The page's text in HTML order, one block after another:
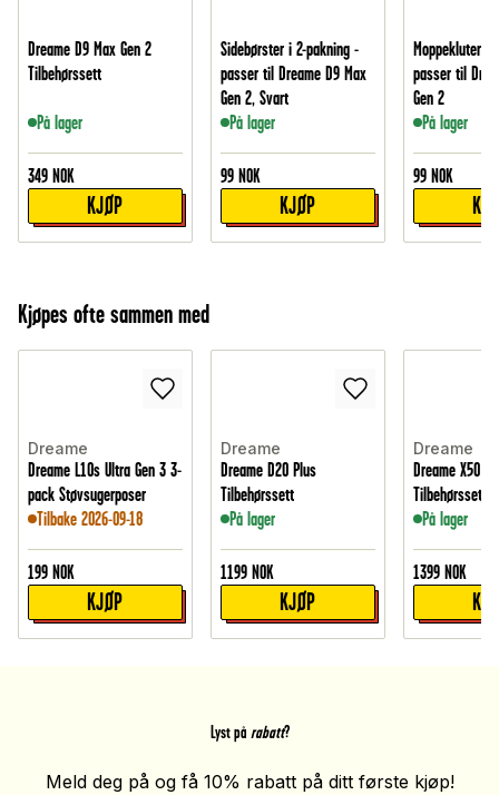
Dreame D9 Max Gen 2
Tilbehørssett
På lager
349 NOK
KJØP
Sidebørster i 2-pakning -
passer til Dreame D9 Max
Gen 2, Svart
På lager
99 NOK
KJØP
Moppekluter i
passer til
Gen 2
På lager
99 NOK
Kjøpes ofte sammen med
Dreame
Dreame L10s Ultra Gen 3 3-
pack Støvsugerposer
Tilbake 2026-09-18
199 NOK
KJØP
Dreame
Dreame D20 Plus
Tilbehørssett
På lager
1199 NOK
KJØP
Dreame
Dreame X50
Tilbehørssett
På lager
1399 NOK
Lyst på rabatt?
Meld deg på og få 10% rabatt på ditt første kjøp!